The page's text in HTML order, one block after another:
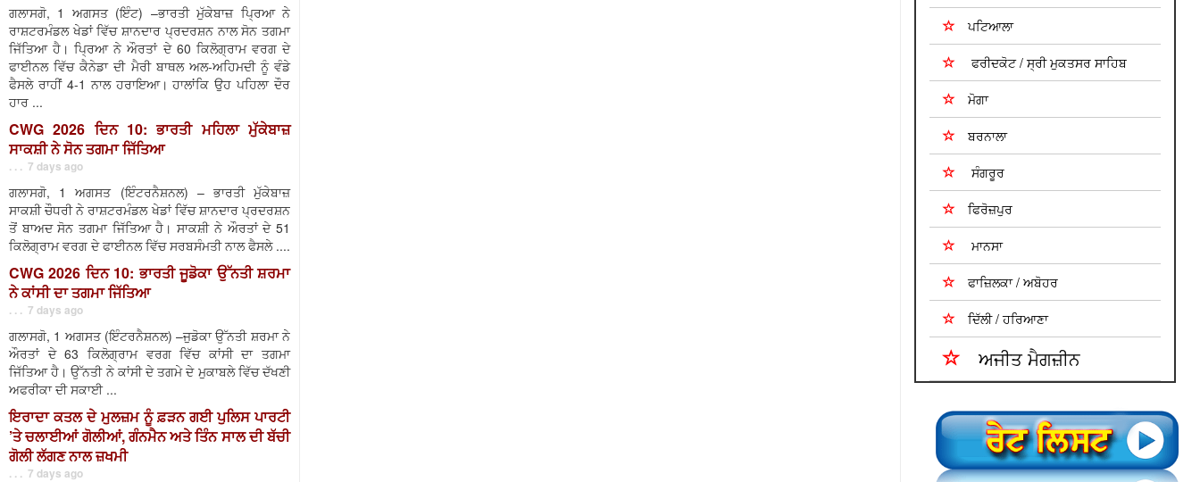
ਗਲਾਸਗੋ, 1 ਅਗਸਤ (ਇੰਟ) –ਭਾਰਤੀ ਮੁੱਕੇਬਾਜ਼ ਪ੍ਰਿਆ ਨੇ
ਰਾਸ਼ਟਰਮੰਡਲ ਖੇਡਾਂ ਵਿੱਚ ਸ਼ਾਨਦਾਰ ਪ੍ਰਦਰਸ਼ਨ ਨਾਲ ਸੋਨ ਤਗਮਾ
ਜਿੱਤਿਆ ਹੈ। ਪ੍ਰਿਆ ਨੇ ਔਰਤਾਂ ਦੇ 60 ਕਿਲੋਗ੍ਰਾਮ ਵਰਗ ਦੇ
ਫਾਈਨਲ ਵਿੱਚ ਕੈਨੇਡਾ ਦੀ ਮੈਰੀ ਬਾਥਲ ਅਲ-ਅਹਿਮਦੀ ਨੂੰ ਵੰਡੇ
ਫੈਸਲੇ ਰਾਹੀਂ 4-1 ਨਾਲ ਹਰਾਇਆ। ਹਾਲਾਂਕਿ ਉਹ ਪਹਿਲਾ ਦੌਰ
ਹਾਰ ...
CWG 2026 ਦਿਨ 10: ਭਾਰਤੀ ਮਹਿਲਾ ਮੁੱਕੇਬਾਜ਼
ਸਾਕਸ਼ੀ ਨੇ ਸੋਨ ਤਗਮਾ ਜਿੱਤਿਆ
. . . 7 days ago
ਗਲਾਸਗੋ, 1 ਅਗਸਤ (ਇੰਟਰਨੈਸ਼ਨਲ) – ਭਾਰਤੀ ਮੁੱਕੇਬਾਜ਼
ਸਾਕਸ਼ੀ ਚੌਧਰੀ ਨੇ ਰਾਸ਼ਟਰਮੰਡਲ ਖੇਡਾਂ ਵਿੱਚ ਸ਼ਾਨਦਾਰ ਪ੍ਰਦਰਸ਼ਨ
ਤੋਂ ਬਾਅਦ ਸੋਨ ਤਗਮਾ ਜਿੱਤਿਆ ਹੈ। ਸਾਕਸ਼ੀ ਨੇ ਔਰਤਾਂ ਦੇ 51
ਕਿਲੋਗ੍ਰਾਮ ਵਰਗ ਦੇ ਫਾਈਨਲ ਵਿੱਚ ਸਰਬਸੰਮਤੀ ਨਾਲ ਫੈਸਲੇ ....
CWG 2026 ਦਿਨ 10: ਭਾਰਤੀ ਜੂਡੋਕਾ ਉੱਨਤੀ ਸ਼ਰਮਾ
ਨੇ ਕਾਂਸੀ ਦਾ ਤਗਮਾ ਜਿੱਤਿਆ
. . . 7 days ago
ਗਲਾਸਗੋ, 1 ਅਗਸਤ (ਇੰਟਰਨੈਸ਼ਨਲ) –ਜੁਡੋਕਾ ਉੱਨਤੀ ਸ਼ਰਮਾ ਨੇ
ਔਰਤਾਂ ਦੇ 63 ਕਿਲੋਗ੍ਰਾਮ ਵਰਗ ਵਿੱਚ ਕਾਂਸੀ ਦਾ ਤਗਮਾ
ਜਿੱਤਿਆ ਹੈ। ਉੱਨਤੀ ਨੇ ਕਾਂਸੀ ਦੇ ਤਗਮੇ ਦੇ ਮੁਕਾਬਲੇ ਵਿੱਚ ਦੱਖਣੀ
ਅਫਰੀਕਾ ਦੀ ਸਕਾਈ ...
ਇਰਾਦਾ ਕਤਲ ਦੇ ਮੁਲਜ਼ਮ ਨੂੰ ਫ਼ੜਨ ਗਈ ਪੁਲਿਸ ਪਾਰਟੀ
’ਤੇ ਚਲਾਈਆਂ ਗੋਲੀਆਂ, ਗੰਨਮੈਨ ਅਤੇ ਤਿੰਨ ਸਾਲ ਦੀ ਬੱਚੀ
ਗੋਲੀ ਲੱਗਣ ਨਾਲ ਜ਼ਖਮੀ
. . . 7 days ago
ਪਟਿਆਲਾ
ਫਰੀਦਕੋਟ / ਸ੍ਰੀ ਮੁਕਤਸਰ ਸਾਹਿਬ
ਮੋਗਾ
ਬਰਨਾਲਾ
ਸੰਗਰੂਰ
ਫਿਰੋਜ਼ਪੁਰ
ਮਾਨਸਾ
ਫਾਜ਼ਿਲਕਾ / ਅਬੋਹਰ
ਦਿੱਲੀ / ਹਰਿਆਣਾ
ਅਜੀਤ ਮੈਗਜ਼ੀਨ